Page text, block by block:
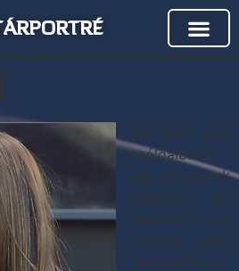
Dér Heni első
szólóalbuma
egy új korszak
kezdete. Az
énekesnő azt
mondja, jobb
megosztónak,